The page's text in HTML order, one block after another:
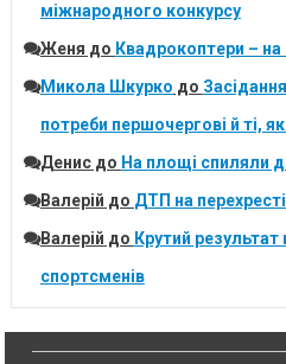
міжнародного конкурсу
Женя до Квадрокоптери –
Микола Шкурко до
потреби першочергові й ті,
Денисдо На площі спиляли
Валерій до ДТП на
Валерій до Крутий результат
спортсменів